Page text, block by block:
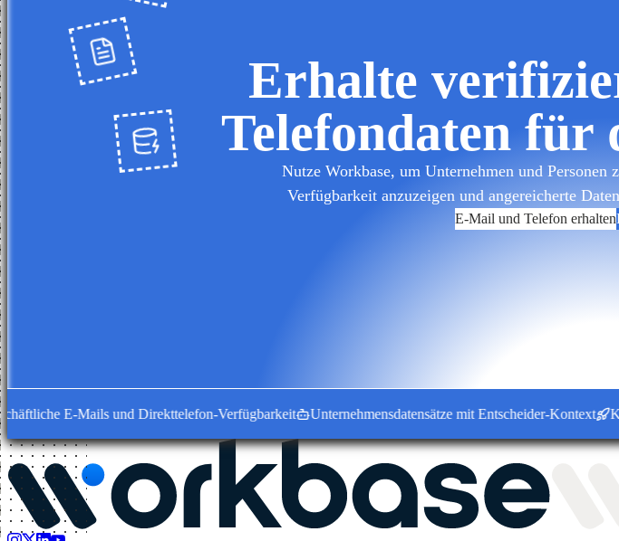
Erhalte
Telefondaten
Nutze Workbase, um Unternehmen und
Verfügbarkeit anzuzeigen und angereicherte
E-Mail und Telefon erhalten
E-Mails und Direkttelefon-Verfügbarkeit Unternehmensdatensätze mit Entscheider-Kontext